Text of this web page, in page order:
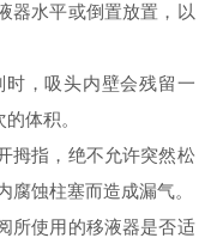
水平或倒置放置，以
，吸头内壁会残留一
体积。
指，绝不允许突然松
蚀柱塞而造成漏气。
使用的移液器是否适